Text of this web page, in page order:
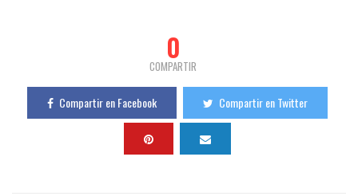
0
COMPARTIR
Compartir en Facebook Compartir en Twitter